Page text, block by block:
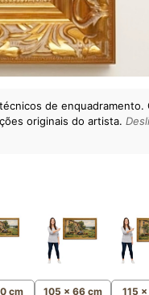
de enquadramento.
originais do artista.
cm 105 x 66 cm 115